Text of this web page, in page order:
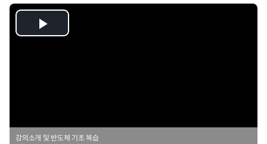
Play
강의소개 및 반도체 기초 복습